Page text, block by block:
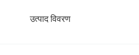
उत्पाद विवरण